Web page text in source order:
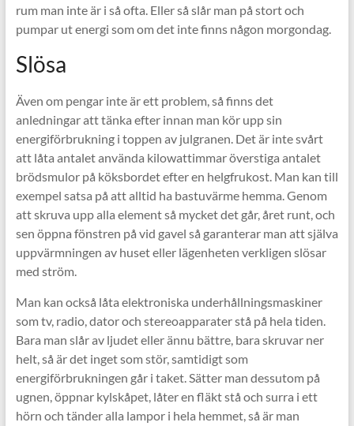
rum man inte är i så ofta. Eller så slår man på stort och
pumpar ut energi som om det inte finns någon morgondag.
Slösa
Även om pengar inte är ett problem, så finns det
anledningar att tänka efter innan man kör upp sin
energiförbrukning i toppen av julgranen. Det är inte svårt
att låta antalet använda kilowattimmar överstiga antalet
brödsmulor på köksbordet efter en helgfrukost. Man kan till
exempel satsa på att alltid ha bastuvärme hemma. Genom
att skruva upp alla element så mycket det går, året runt, och
sen öppna fönstren på vid gavel så garanterar man att själva
uppvärmningen av huset eller lägenheten verkligen slösar
med ström.
Man kan också låta elektroniska underhållningsmaskiner
som tv, radio, dator och stereoapparater stå på hela tiden.
Bara man slår av ljudet eller ännu bättre, bara skruvar ner
helt, så är det inget som stör, samtidigt som
energiförbrukningen går i taket. Sätter man dessutom på
ugnen, öppnar kylskåpet, låter en fläkt stå och surra i ett
hörn och tänder alla lampor i hela hemmet, så är man